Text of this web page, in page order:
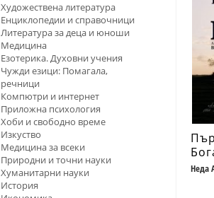
Художествена литература
Енциклопедии и справочници
Литература за деца и юноши
Медицина
Езотерика. Духовни учения
Чужди езици: Помагала,
речници
Компютри и интернет
Приложна психология
Хоби и свободно време
Изкуство
Медицина за всеки
Природни и точни науки
Хуманитарни науки
История
Неда